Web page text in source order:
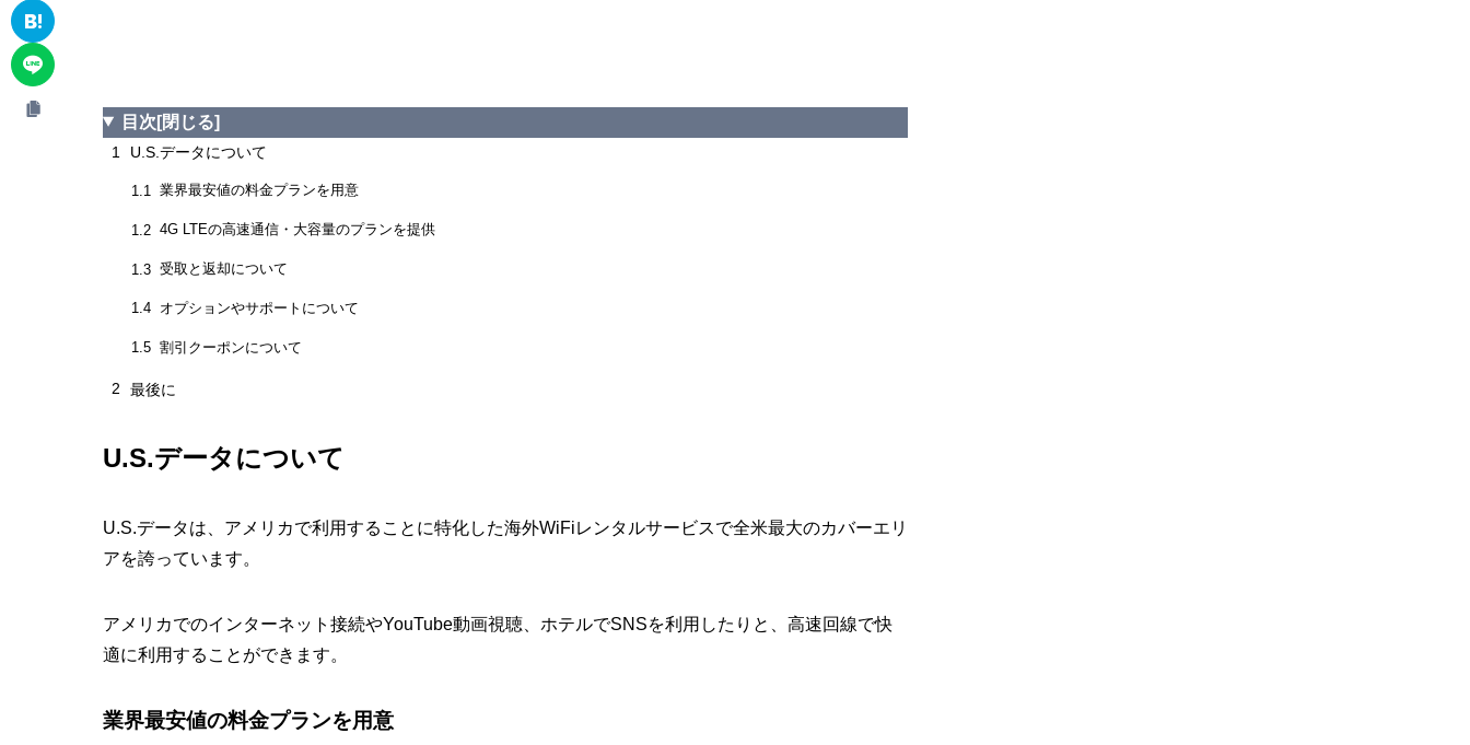
目次 [閉じる]
1 U.S.データについて
1.1 業界最安値の料金プランを用意
1.2 4G LTEの高速通信・大容量のプランを提供
1.3 受取と返却について
1.4 オプションやサポートについて
1.5 割引クーポンについて
2 最後に
U.S.データについて
U.S.データは、アメリカで利用することに特化した海外WiFiレンタルサービスで全米最大のカバーエリ
アを誇っています。
アメリカでのインターネット接続やYouTube動画視聴、ホテルでSNSを利用したりと、高速回線で快
適に利用することができます。
業界最安値の料金プランを用意